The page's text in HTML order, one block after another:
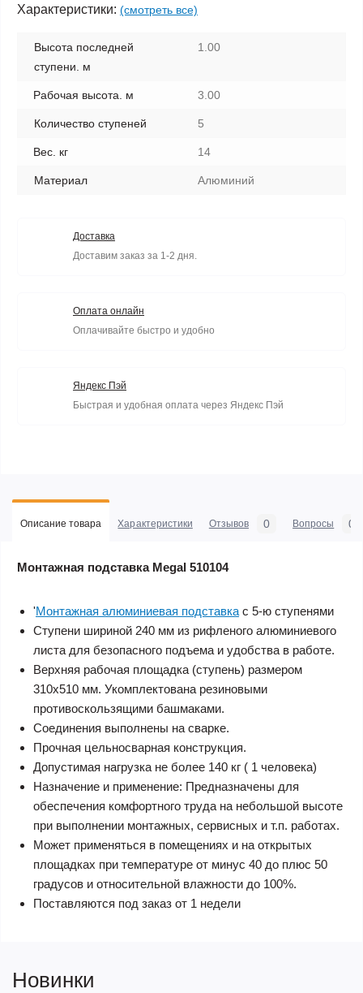
Характеристики: (смотреть все)
Высота последней
ступени. м
1.00
Рабочая высота. м 3.00
Количество ступеней 5
Вес. кг 14
Материал Алюминий
Доставка
Доставим заказ за 1-2 дня.
Оплата онлайн
Оплачивайте быстро и удобно
Яндекс Пэй
Быстрая и удобная оплата через Яндекс Пэй
Описание товара Характеристики Отзывов 0 Вопросы 0
Монтажная подставка Megal 510104
'Монтажная алюминиевая подставка с 5-ю ступенями
Ступени шириной 240 мм из рифленого алюминиевого
листа для безопасного подъема и удобства в работе.
Верхняя рабочая площадка (ступень) размером
310х510 мм. Укомплектована резиновыми
противоскользящими башмаками.
Соединения выполнены на сварке.
Прочная цельносварная конструкция.
Допустимая нагрузка не более 140 кг ( 1 человека)
Назначение и применение: Предназначены для
обеспечения комфортного труда на небольшой высоте
при выполнении монтажных, сервисных и т.п. работах.
Может применяться в помещениях и на открытых
площадках при температуре от минус 40 до плюс 50
градусов и относительной влажности до 100%.
Поставляются под заказ от 1 недели
Новинки